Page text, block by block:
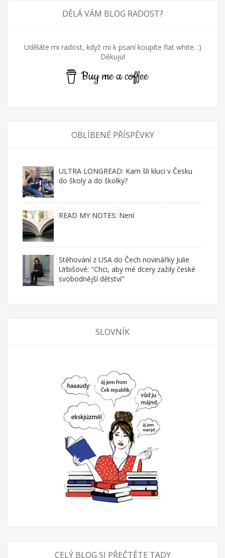
DĚLÁ VÁM BLOG RADOST?
Uděláte mi radost, když mi k psaní koupíte flat white. :)
Děkuju!
Buy me a coffee
OBLÍBENÉ PŘÍSPĚVKY
ULTRA LONGREAD: Kam šli kluci v Česku
do školy a do školky?
READ MY NOTES: Není
Stěhování z USA do Čech novinářky Julie
Urbišové: "Chci, aby mé dcery zažily české
svobodnější dětství"
SLOVNÍK
CELÝ BLOG SI PŘEČTĚTE TADY